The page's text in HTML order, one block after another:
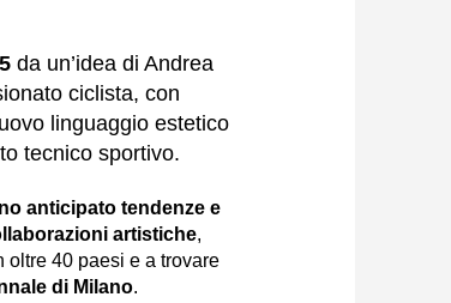
da un’idea di Andrea
ciclista, con
linguaggio estetico
tecnico sportivo.
anticipato tendenze e
artistiche,
oltre 40 paesi e a trovare
di Milano.